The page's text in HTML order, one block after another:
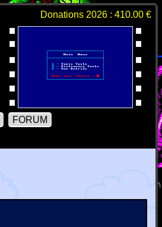
Donations 2026 : 410.00 €
FORUM